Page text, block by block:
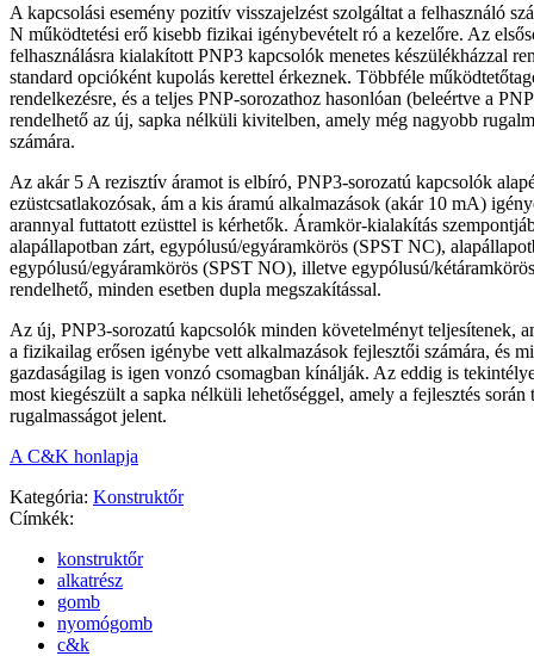
A kapcsolási esemény pozitív visszajelzést szolgáltat a felhasználó
N működtetési erő kisebb fizikai igénybevételt ró a kezelőre. Az
felhasználásra kialakított PNP3 kapcsolók menetes készülékházzal
standard opcióként kupolás kerettel érkeznek. Többféle
rendelkezésre, és a teljes PNP-sorozathoz hasonlóan (beleértve a
rendelhető az új, sapka nélküli kivitelben, amely még nagyobb
számára.
Az akár 5 A rezisztív áramot is elbíró, PNP3-sorozatú kapcsolók
ezüstcsatlakozósak, ám a kis áramú alkalmazások (akár 10 mA)
arannyal futtatott ezüsttel is kérhetők. Áramkör-kialakítás
alapállapotban zárt, egypólusú/egyáramkörös (SPST NC),
egypólusú/egyáramkörös (SPST NO), illetve egypólusú/
rendelhető, minden esetben dupla megszakítással.
Az új, PNP3-sorozatú kapcsolók minden követelményt teljesítenek,
a fizikailag erősen igénybe vett alkalmazások fejlesztői számára, és
gazdaságilag is igen vonzó csomagban kínálják. Az eddig is
most kiegészült a sapka nélküli lehetőséggel, amely a fejlesztés során
rugalmasságot jelent.
A C&K honlapja
Kategória: Konstruktőr
Címkék:
konstruktőr
alkatrész
gomb
nyomógomb
c&k